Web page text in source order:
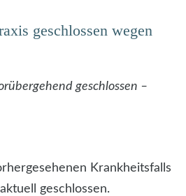
geschlossen wegen
geschlossen –
Krankheitsfalls
geschlossen.